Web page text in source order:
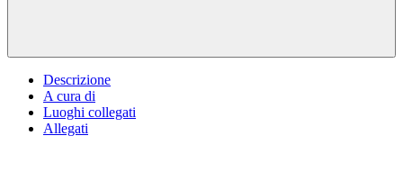
Descrizione
A cura di
Luoghi collegati
Allegati